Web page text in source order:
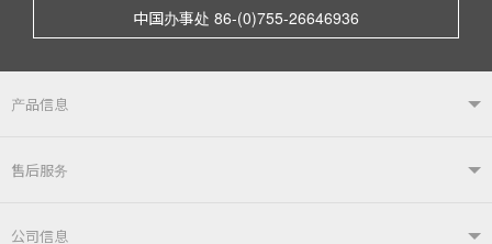
中国办事处 86-(0)755-26646936
产品信息
产品信息TOP
自动焊接系统
售后服务
售后服务TOP
公司信息